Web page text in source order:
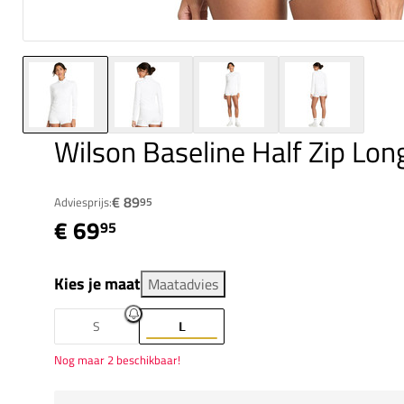
Wilson Baseline Half Zip
Adviesprijs:€ 8995
€ 6995
Kies je maat Maatadvies
S L
Nog maar 2 beschikbaar!